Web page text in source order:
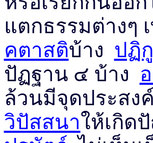
แตกธรรมต่างๆ
คตาสติบ้าง ปฏิ
ปัฏฐาน ๔ บ้าง
ล้วนมีจุดประสง
วิปัสสนาให้เกิด